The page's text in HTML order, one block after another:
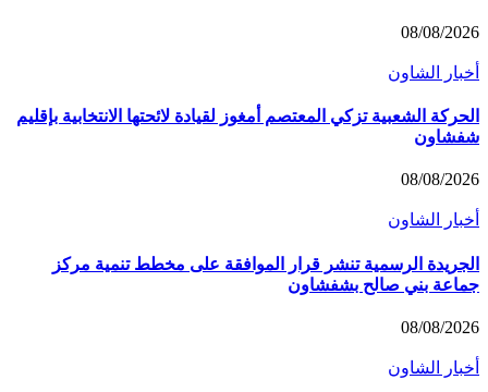
08/08/2026
أخبار الشاون
الحركة الشعبية تزكي المعتصم أمغوز لقيادة لائحتها الانتخابية بإقليم
شفشاون
08/08/2026
أخبار الشاون
الجريدة الرسمية تنشر قرار الموافقة على مخطط تنمية مركز
جماعة بني صالح بشفشاون
08/08/2026
أخبار الشاون